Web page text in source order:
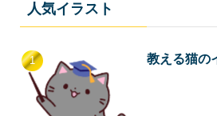
人気イラスト
教える猫の